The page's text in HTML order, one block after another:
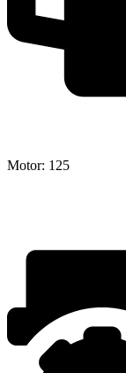
Motor: 125